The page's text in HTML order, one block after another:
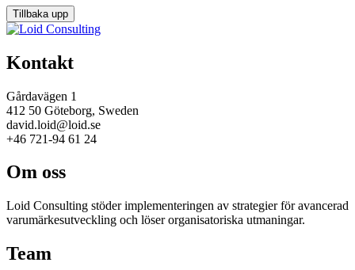
Tillbaka upp
Kontakt
Gårdavägen 1
412 50 Göteborg, Sweden
david.loid@loid.se
+46 721-94 61 24
Om oss
Loid Consulting stöder implementeringen av strategier för avancerad
varumärkesutveckling och löser organisatoriska utmaningar.
Team